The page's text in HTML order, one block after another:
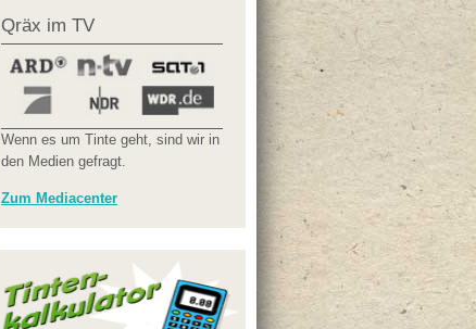
Qräx im TV
Wenn es um Tinte geht, sind wir in
den Medien gefragt.
Zum Mediacenter